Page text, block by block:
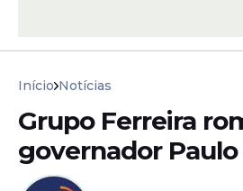
Início Notícias
Grupo Ferreira
governador Paulo